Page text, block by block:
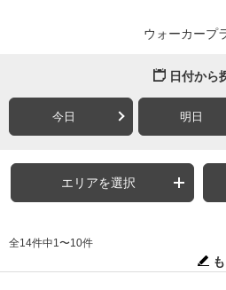
ウォーカープ
日付から
今日 明日
エリアを選択
全14件中1〜10件